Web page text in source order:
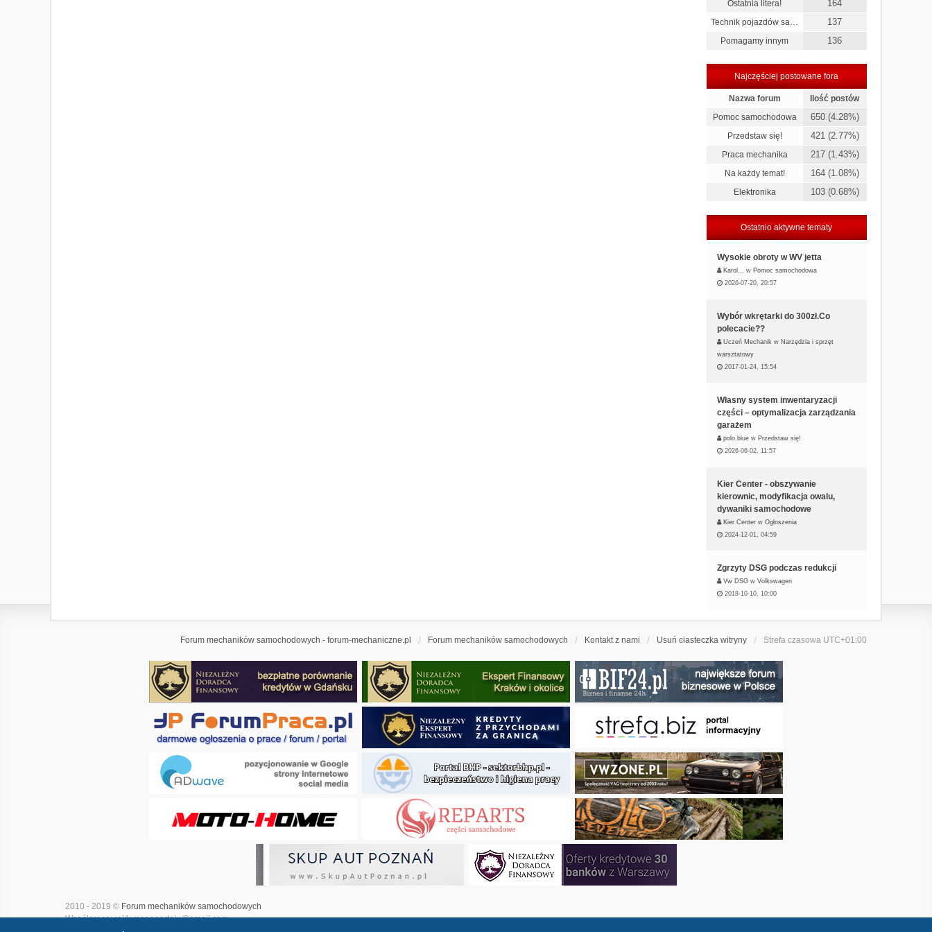
Ostatnia litera! 164
Technik pojazdów sa… 137
Pomagamy innym 136
Najczęściej postowane fora
Nazwa forum
Ilość postów
Pomoc samochodowa
650 (4.28%)
Przedstaw się! 421 (2.77%)
Praca mechanika 217 (1.43%)
Na każdy temat! 164 (1.08%)
Elektronika 103 (0.68%)
Ostatnio aktywne tematy
Wysokie obroty w WV jetta
Karol… w Pomoc samochodowa
2026-07-20, 20:57
Wybór wkrętarki do 300zł.Co
polecacie??
Uczeń Mechanik w Narzędzia i sprzęt
warsztatowy
2017-01-24, 15:54
Własny system inwentaryzacji
części – optymalizacja zarządzania
garażem
polo.blue w Przedstaw się!
2026-06-02, 11:57
Kier Center - obszywanie
kierownic, modyfikacja owalu,
dywaniki samochodowe
Kier Center w Ogłoszenia
2024-12-01, 04:59
Zgrzyty DSG podczas redukcji
Vw DSG w Volkswagen
2018-10-10, 10:00
Forum mechaników samochodowych - forum-mechaniczne.pl Forum mechaników samochodowych Kontakt z nami Usuń ciasteczka witryny Strefa czasowa UTC+01:00
2010 - 2019 © Forum mechaników samochodowych
Współpraca: reklamanaportalu@gmail.com